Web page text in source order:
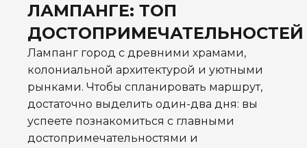
ЛАМПАНГЕ: ТОП
ДОСТОПРИМЕЧАТЕЛЬНОСТЕЙ
Лампанг город с древними храмами,
колониальной архитектурой и уютными
рынками. Чтобы спланировать маршрут,
достаточно выделить один-два дня: вы
успеете познакомиться с главными
достопримечательностями и